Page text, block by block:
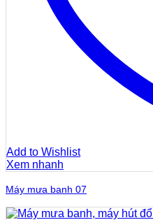
Add to Wishlist
Xem nhanh
Máy mưa banh 07